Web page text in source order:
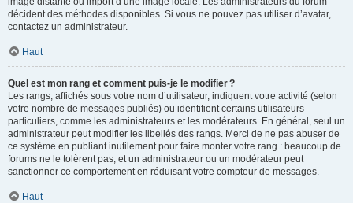
décident des méthodes disponibles. Si vous ne pouvez pas utiliser d’avatar,
contactez un administrateur.
Haut
Quel est mon rang et comment puis-je le modifier ?
Les rangs, affichés sous votre nom d’utilisateur, indiquent votre activité (selon
votre nombre de messages publiés) ou identifient certains utilisateurs
particuliers, comme les administrateurs et les modérateurs. En général, seul un
administrateur peut modifier les libellés des rangs. Merci de ne pas abuser de
ce système en publiant inutilement pour faire monter votre rang : beaucoup de
forums ne le tolèrent pas, et un administrateur ou un modérateur peut
sanctionner ce comportement en réduisant votre compteur de messages.
Haut